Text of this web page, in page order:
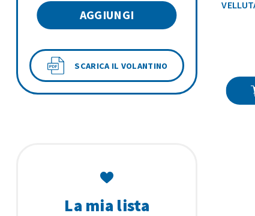
AGGIUNGI
SCARICA IL VOLANTINO
La mia lista